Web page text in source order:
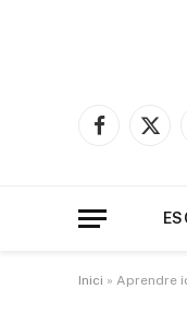
Facebook
X
Inici » Aprendre